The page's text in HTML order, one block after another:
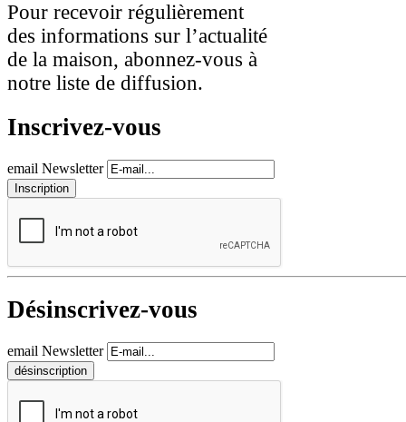
Pour recevoir régulièrement
des informations sur l’actualité
de la maison, abonnez-vous à
notre liste de diffusion.
Inscrivez-vous
email Newsletter
Désinscrivez-vous
email Newsletter